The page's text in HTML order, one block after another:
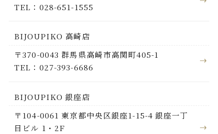
TEL：028-651-1555
BIJOUPIKO 高崎店
〒370-0043 群馬県高崎市高関町405-1
TEL：027-393-6686
BIJOUPIKO 銀座店
〒104-0061 東京都中央区銀座1-15-4 銀座一丁
目ビル 1・2F